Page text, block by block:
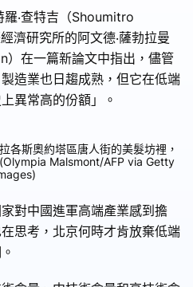
羅‧查特吉（Shoumitro
濟研究所的阿文德‧薩勃拉曼
在一篇新論文中指出，儘管
造業也日趨成熟，但它在低端
異常高的份額」。
各斯奧約塔區唐人街的美髮坊裡，
Malsmont/AFP via Getty
對中國進軍高端產業感到擔
思考，北京何時才肯放棄低端